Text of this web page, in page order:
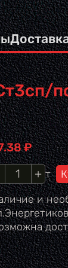
₽
во т
и